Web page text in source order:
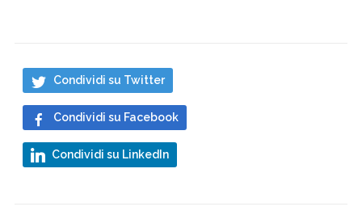
Condividi su Twitter
Condividi su Facebook
Condividi su LinkedIn